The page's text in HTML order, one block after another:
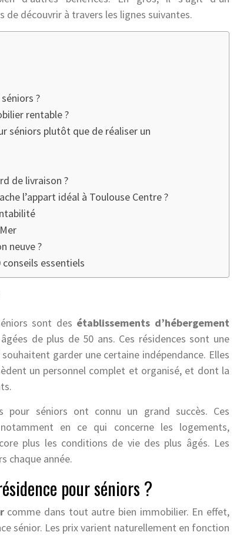
de découvrir à travers les lignes suivantes.
?
rentable ?
séniors plutôt que de réaliser un
de livraison ?
l’appart idéal à Toulouse Centre ?
neuve ?
essentiels
sont des établissements d’hébergement
de plus de 50 ans. Ces résidences sont une
garder une certaine indépendance. Elles
un personnel complet et organisé, et dont la
pour séniors ont connu un grand succès. Ces
en ce qui concerne les logements,
plus les conditions de vie des plus âgés. Les
chaque année.
pour séniors ?
comme dans tout autre bien immobilier. En effet,
sénior. Les prix varient naturellement en fonction